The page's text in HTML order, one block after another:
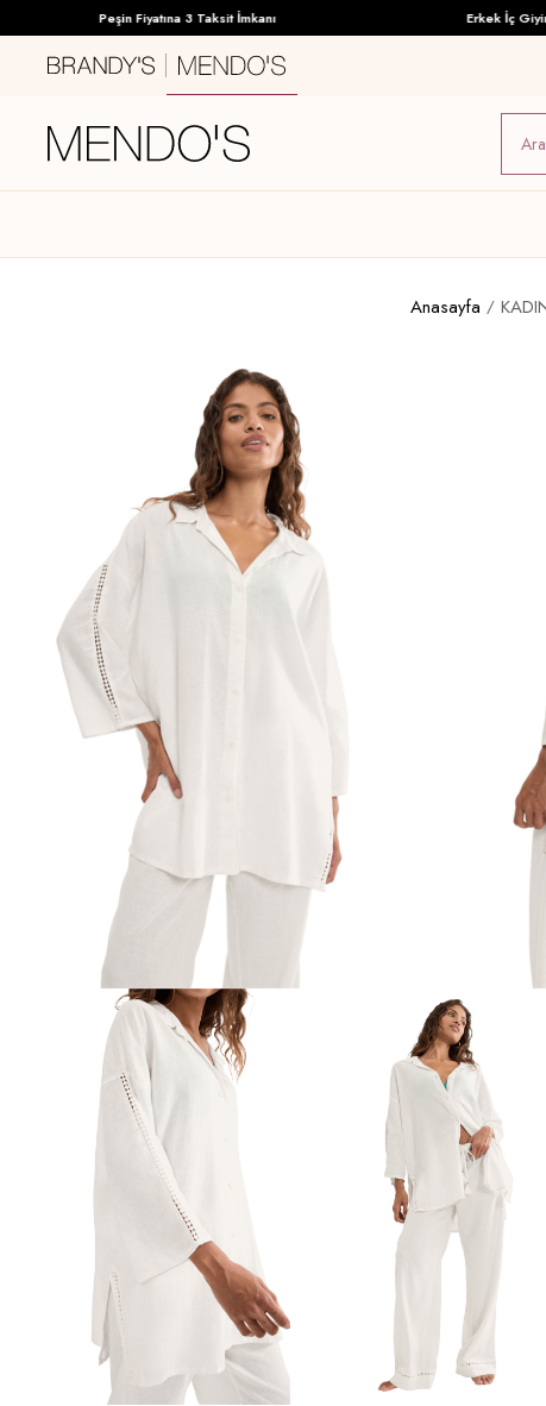
Peşin Fiyatına 3 Taksit İmkanı Erkek İç
Anasayfa